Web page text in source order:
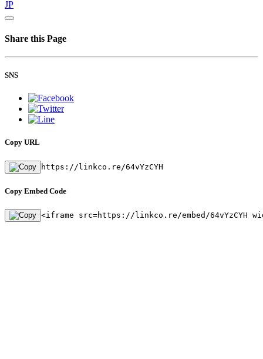
JP
Share this Page
SNS
Copy URL
https://linkco.re/64vYzCYH
Copy Embed Code
<iframe src=https://linkco.re/embed/64vYzCYH